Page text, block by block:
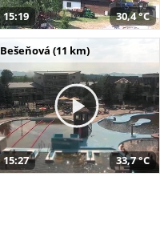
15:19 30,4 °C
Bešeňová (11 km)
15:27 33,7 °C